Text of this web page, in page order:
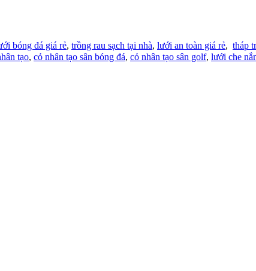
bóng đá giá rẻ, trồng rau sạch tại nhà, lưới an toàn giá rẻ, tháp
tạo, cỏ nhân tạo sân bóng đá, cỏ nhân tạo sân golf, lưới che